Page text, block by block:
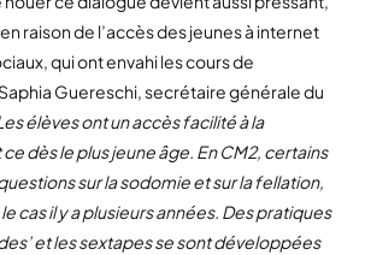
raison de l’accès des jeunes à internet
qui ont envahi les cours de
Guereschi, secrétaire générale du
élèves ont un accès facilité à la
dès le plus jeune âge. En CM2, certains
sur la sodomie et sur la fellation,
cas il y a plusieurs années. Des pratiques
et les sextapes se sont développées